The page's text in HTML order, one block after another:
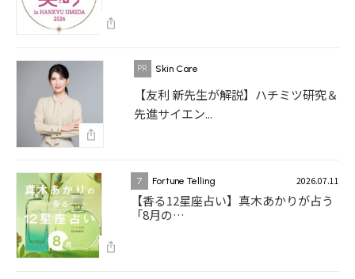
Skin Care
【友利 新先生が解説】ハチミツ研究＆
先進サイエン...
7 Fortune Telling 2026.07.11
【香る12星座占い】真木あかりが占う
「8月の…